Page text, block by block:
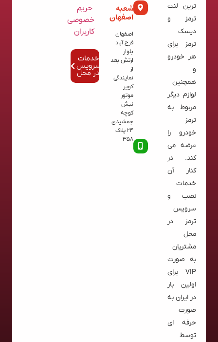
ترین لنت
ترمز و
دیسک
ترمز برای
هر خودرو
و
همچنین
لوازم دیگر
مربوط به
ترمز
خودرو را
عرضه می
کند. در
کنار آن
خدمات
نصب و
سرویس
ترمز در
محل
مشتریان
به صورت
VIP برای
اولین بار
در ایران به
صورت
حرفه ای
توسط
شعبه
اصفهان
اصفهان
فرح آباد
بلوار
ارتش بعد
از
نمایندگی
کویر
موتور
نبش
کوچه
جمشیدی
24 پلاک
358
حریم
خصوصی
کاربران
خدمات
سرویس
در محل